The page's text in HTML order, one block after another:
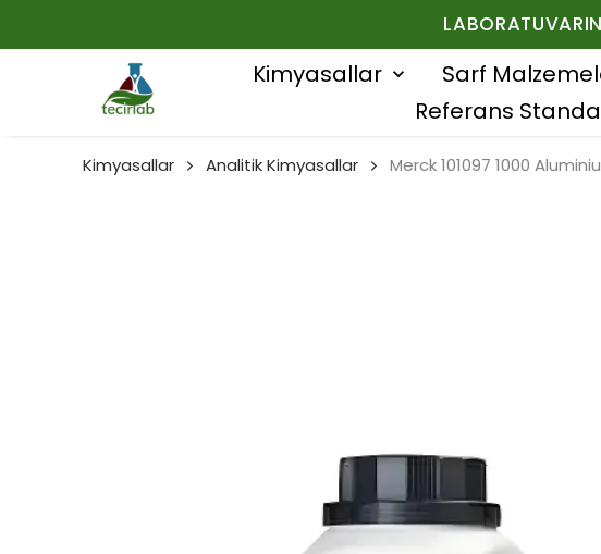
Kimyasallar Sarf
Referans
Kimyasallar Analitik Kimyasallar Merck 101097 1000